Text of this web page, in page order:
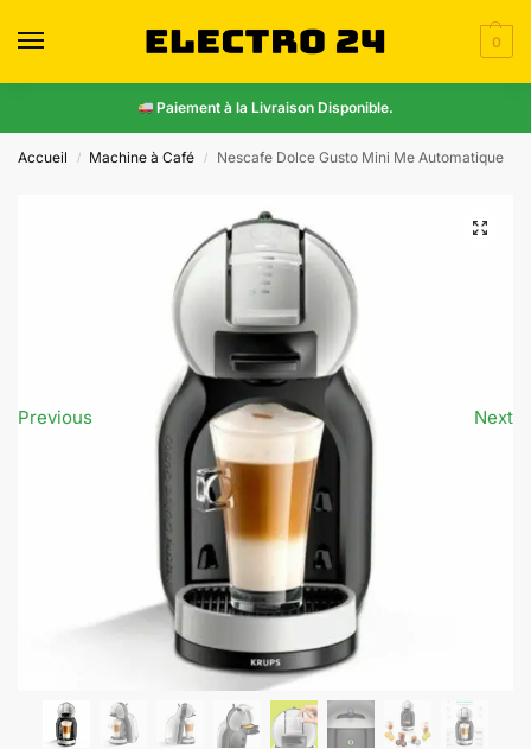
0
Paiement à la Livraison Disponible.
Accueil / Machine à Café / Nescafe Dolce Gusto Mini Me Automatique
Previous Next